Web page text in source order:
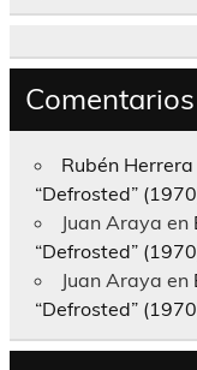
Rubén Herrera
“Defrosted”
Juan Araya en
“Defrosted”
Juan Araya en
“Defrosted”